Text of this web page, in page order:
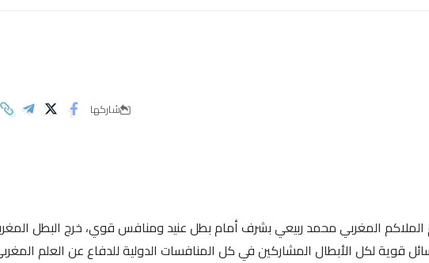
شاركها
الملاكم المغربي محمد ربيعي بشرف أمام بطل عنيد ومنافس قوي، خرج البطل
قوية لكل الأبطال المشاركين في كل المنافسات الدولية للدفاع عن العلم